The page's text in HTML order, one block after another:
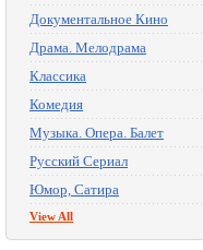
Документальное Кино
Драма. Мелодрама
Классика
Комедия
Музыка. Опера. Балет
Русский Сериал
Юмор, Сатира
View All